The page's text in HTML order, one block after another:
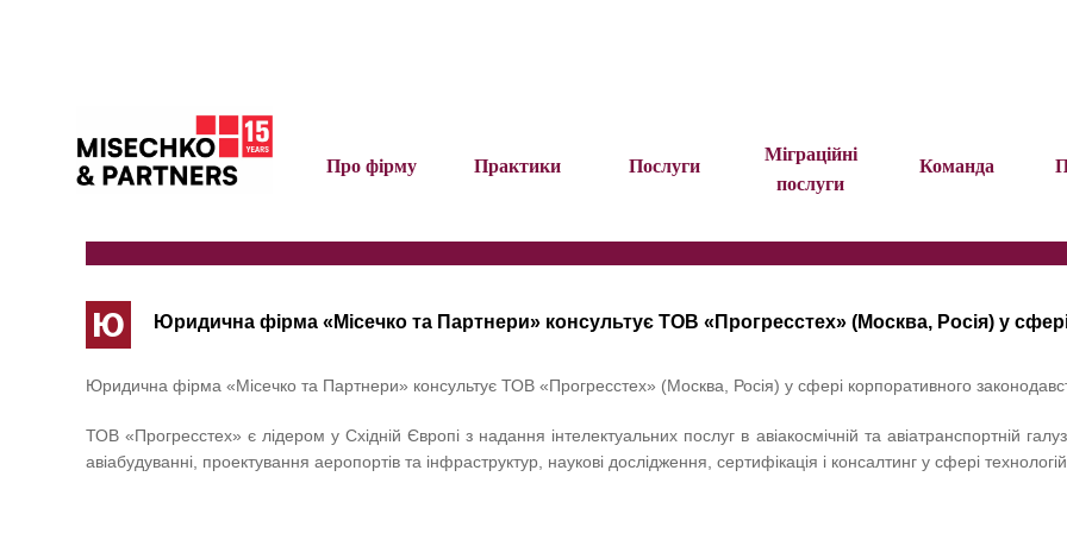
Про фірму Практики Послуги
Міграційні
послуги
Команда
Ю Юридична фірма «Місечко та Партнери» консультує ТОВ «Прогресстех» (Москва, Росія) у
Юридична фірма «Місечко та Партнери» консультує ТОВ «Прогресстех» (Москва, Росія) у сфері корпоративного
ТОВ «Прогресстех» є лідером у Східній Європі з надання інтелектуальних послуг в авіакосмічній та авіатранспортній
авіабудуванні, проектування аеропортів та інфраструктур, наукові дослідження, сертифікація і консалтинг у сфері